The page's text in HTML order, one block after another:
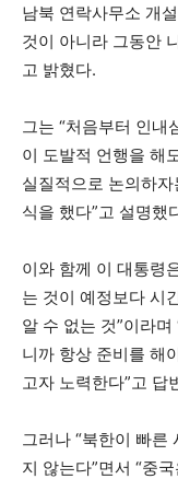
남북 연락사무소 개
것이 아니라 그동안
고 밝혔다.
그는 “처음부터 인내
이 도발적 언행을 해
실질적으로 논의하
식을 했다”고 설명했
이와 함께 이 대통령
는 것이 예정보다 시
알 수 없는 것”이라
니까 항상 준비를 해
고자 노력한다”고 답
그러나 “북한이 빠른
지 않는다”면서 “중